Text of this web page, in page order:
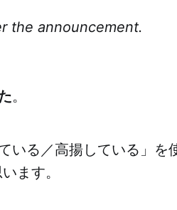
the announcement.
。
いる／高揚している」を
ます。